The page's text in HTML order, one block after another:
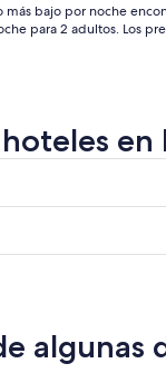
más bajo por noche
para 2 adultos. Los
en
algunas